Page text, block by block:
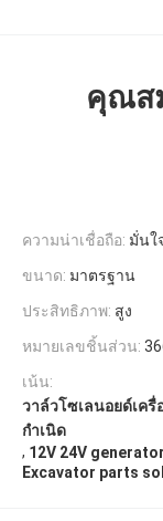
คุณส
ความน่าเชื่อถือ: มั่นใ
ขนาด: มาตรฐาน
ประสิทธิภาพ: สูง
หมายเลขชิ้นส่วน:
เน้น:
วาล์วโซเลนอยด์เครื่
กําเนิด
, 12V 24V
Excavator parts